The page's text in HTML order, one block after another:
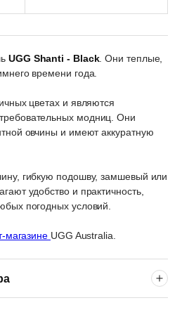
UGG Shanti - Black. Они теплые,
времени года.
цветах и являются
модниц. Они
овчины и имеют аккуратную
гибкую подошву, замшевый или
удобство и практичность,
погодных условий.
магазине UGG Australia.